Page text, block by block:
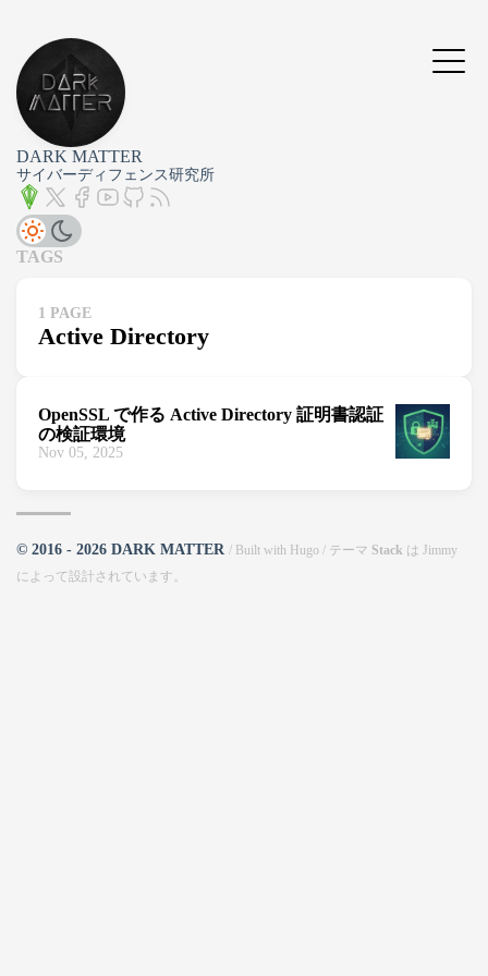
DARK MATTER
サイバーディフェンス研究所
TAGS
1 PAGE
Active Directory
OpenSSL で作る Active Directory 証明書認証
の検証環境
Nov 05, 2025
© 2016 - 2026 DARK MATTER / Built with Hugo / テーマ Stack は Jimmy
によって設計されています。